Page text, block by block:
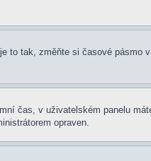
to tak, změňte si časové pásmo
čas, v uživatelském panelu
opraven.